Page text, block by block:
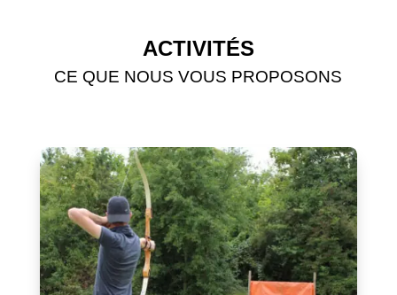
ACTIVITÉS
CE QUE NOUS VOUS PROPOSONS